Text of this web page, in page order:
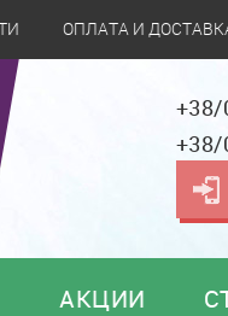
ОПЛАТА И
АКЦИИ